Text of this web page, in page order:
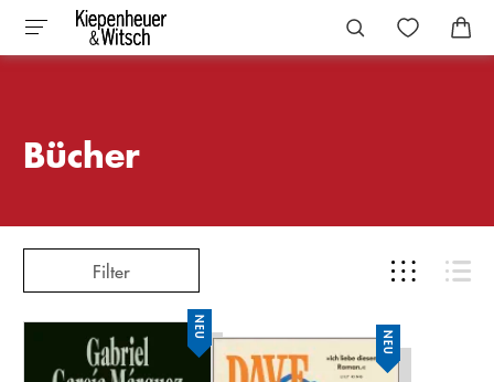
Bücher
Filter
NEU
NEU